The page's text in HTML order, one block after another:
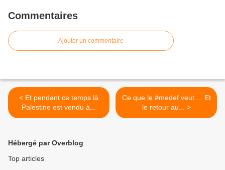
Commentaires
Ajouter un commentaire
< Et pendant ce temps là
Palestine est vendu à...
Ce que le #medef veut ... Et
le retour au... >
Hébergé par Overblog
Top articles